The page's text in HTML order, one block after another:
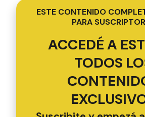
ESTE CONTENIDO
PARA
ACCEDÉ A
TODOS